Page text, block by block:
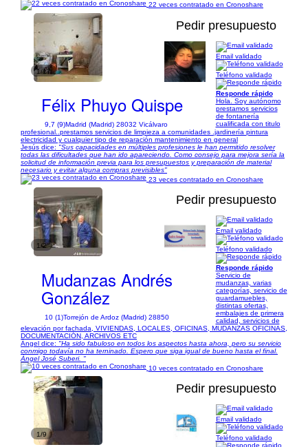
22 veces contratado en Cronoshare
1/17
Pedir presupuesto
Félix Phuyo Quispe
9,7 (9)Madrid (Madrid) 28032 Vicálvaro
Email validado
Teléfono validado
Responde rápido
Hola. Soy autónomo
prestamos servicios
de fontanería
cualificada con titulo
profesional..prestamos servicios de limpieza a comunidades .jardinería pintura
electricidad y cualquier tipo de reparación mantenimiento en general
Jesús dice: "Sus capacidades en múltiples profesiones le han permitido resolver
todas las dificultades que han ido apareciendo. Como consejo para mejora sería la
solicitud de información previa para los presupuestos y preparación de material
necesario y evitar alguna compras previsibles"
23 veces contratado en Cronoshare
1/2
Pedir presupuesto
Mudanzas Andrés
González
10 (1)Torrejón de Ardoz (Madrid) 28850
Email validado
Teléfono validado
Responde rápido
Servicio de
mudanzas, varias
categorías, servicio de
guardamuebles,
distintas ofertas,
embalajes de primera
calidad, servicios de
elevación por fachada, VIVIENDAS, LOCALES, OFICINAS, MUDANZAS OFICINAS,
DOCUMENTACIÓN, ARCHIVOS ETC
Ángel dice: "Ha sido fabuloso en todos los aspectos hasta ahora, pero su servicio
conmigo todavía no ha terninado. Espero que siga igual de bueno hasta el final.
Ángel José Suberi. "
10 veces contratado en Cronoshare
1/9
Pedir presupuesto
Email validado
Teléfono validado